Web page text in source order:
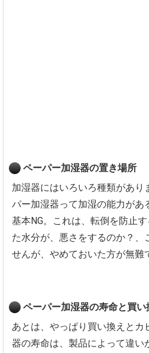
ペーパー加湿器の置き場所
加湿器にはいろいろ種類があり
パー加湿器って加湿の能力があ
基本NG。これは、転倒を防止
た水分が、悪さをするのか？、
せんが、やめておいた方が無難
ペーパー加湿器の寿命と買い
あとは、やっぱり買い換えとカ
器の寿命は、製品によって違い